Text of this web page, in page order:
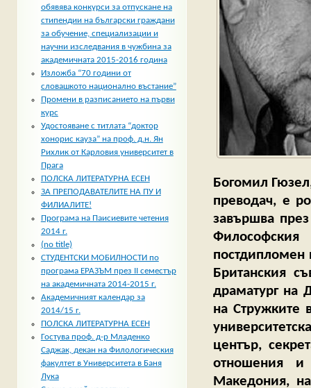
Богомил
преводач, е
завършва
постдипломен
Британския
драматург на
на Стружките
център,
отношения и
Македония,
обявява конкурси за отпускане на
стипендии на български граждани
за обучение, специализации и
научни изследвания в чужбина за
академичната 2015-2016 година
Изложба “70 години от
словашкото национално въстание”
Промени в разписанието на първи
курс
Удостояване с титлата “доктор
хонорис кауза” на проф. д.н. Ян
Рихлик от Карловия университет в
Прага
ПОЛСКА ЛИТЕРАТУРНА ЕСЕН
ЗА ПРЕПОДАВАТЕЛИТЕ НА ПУ И
ФИЛИАЛИТЕ!
Програма на Паисиевите четения
2014 г.
(no title)
СТУДЕНТСКИ МОБИЛНОСТИ по
програма ЕРАЗЪМ през II семестър
на академичната 2014-2015 г.
Академичният календар за
2014/15 г.
ПОЛСКА ЛИТЕРАТУРНА ЕСЕН
Гостува проф. д-р Младенко
Саджак, декан на Филологическия
факултет в Университета в Баня
Лука